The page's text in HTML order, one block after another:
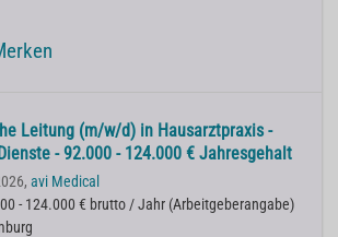
Leitung (m/w/d) in Hausarztpraxis -
- 92.000 - 124.000 € Jahresgehalt
avi Medical
- 124.000 € brutto / Jahr (Arbeitgeberangabe)